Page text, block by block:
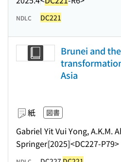
NDLC DC221
Brunei and
Asia
紙 図書
Gabriel Yit Vui Yong, A.K.M.
Springer[2025]<DC227-P79>